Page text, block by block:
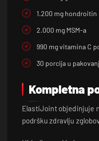
1.200 mg hondroitin
2.000 mg MSM-a
990 mg vitamina C
30 porcija u
Kompletna
ElastiJoint objedinjuje
podršku zdravlju